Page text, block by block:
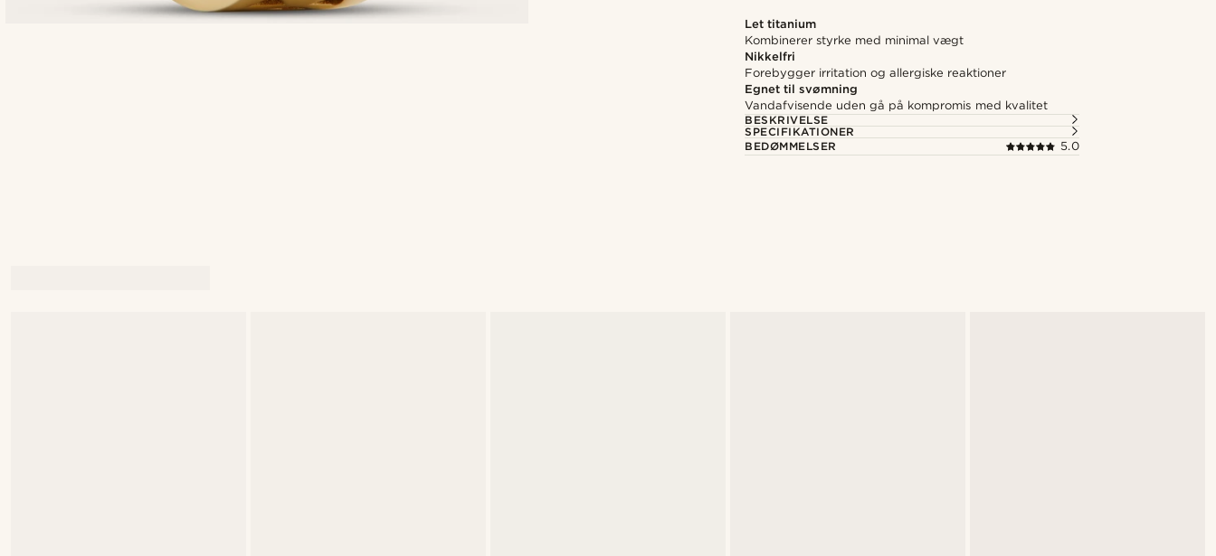
Let titanium
Kombinerer styrke med minimal vægt
Nikkelfri
Forebygger irritation og allergiske reaktioner
Egnet til svømning
Vandafvisende uden gå på kompromis med kvalitet
BESKRIVELSE
SPECIFIKATIONER
BEDØMMELSER
5.0